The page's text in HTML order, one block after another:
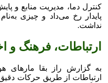
کنترل دما، مدیریت منابع و
پایدار رخ می‌داد و چیزی
نداشت.
ارتباطات، فرهنگ و
به گزارش راز بقا مار‌های
ارتباطات از طریق حرکات